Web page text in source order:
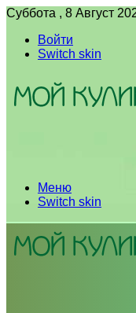
Суббота , 8 Август
Войти
Switch skin
Меню
Switch skin